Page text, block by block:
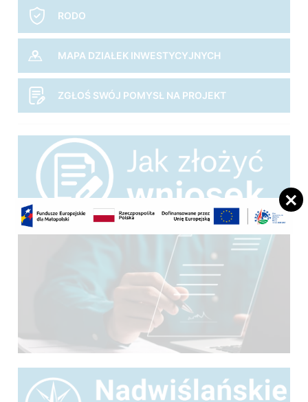
RODO
MAPA DZIAŁEK INWESTYCYJNYCH
ZGŁOŚ SWÓJ POMYSŁ NA PROJEKT